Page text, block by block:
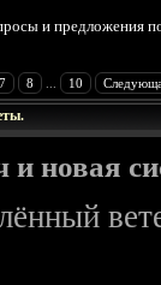
и предложения
7 8 10
новая